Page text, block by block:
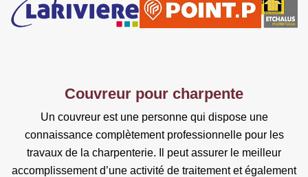
Couvreur pour charpente
Un couvreur est une personne qui dispose une
connaissance complètement professionnelle pour les
travaux de la charpenterie. Il peut assurer le meilleur
accomplissement d’une activité de traitement et également